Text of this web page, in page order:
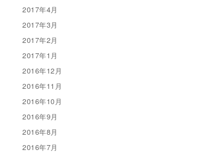
2017年4月
2017年3月
2017年2月
2017年1月
2016年12月
2016年11月
2016年10月
2016年9月
2016年8月
2016年7月